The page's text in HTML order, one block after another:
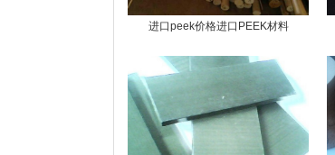
进口peek价格进口PEEK材料